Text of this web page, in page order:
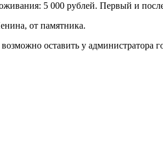
5 000 рублей. Первый и
от памятника.
оставить у администратора